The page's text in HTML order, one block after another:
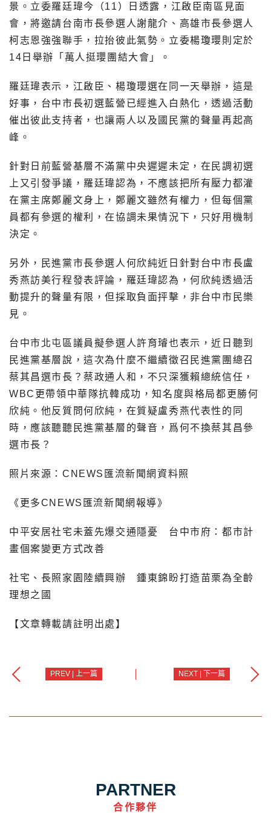
景。立委羅廷瑋今（11）日透露，江啟臣南區見面
會，將邀請台南市長參選人謝龍介、高雄市長參選人
柯志恩強強聯手，拉抬彼此氣勢。立委楊瓊瓔則定於
14日舉辦「萬人挺瓔團結大會」。
羅廷瑋表示，江啟臣、楊瓊瓔選在同一天舉辦，這是
好事，台中市長初選藍營已經進入白熱化，透過活動
催出彼此支持者，也讓兩人以及國民黨的聲量再起高
峰。
針對日前藍營基層不滿黨中央遲遲未定，在民調初選
上又引發爭議，羅廷瑋認為，不應該把所有壓力都灌
在黨主席鄭麗文身上，鄭麗文雖然有權力，但每個黨
員都有參選的權利，在協調未果情況下，只好用機制
決定。
另外，民進黨市長參選人何欣純近日針對台中市長盧
秀燕訪美行程發表評論，羅廷瑋認為，何欣純透過活
動提升的聲量有限，但採取負面抨擊，非台中市民樂
見。
台中市北屯區議員擬參選人許育璿也表示，近日聽到
民進黨基層說，這次為什麼不繼續徵召民進黨團總召
蔡其昌選市長？蔡政通人和，不只深獲賴總統信任，
WBC更帶領中華隊抗韓成功，知名度與格局都更勝何
欣純。他反質問何欣純，在質疑盧秀燕代表性的同
時，應該聽聽民進黨基層的聲音，爲何不換蔡其昌參
選市長？
照片來源：CNEWS匯流新聞網資料照
《更多CNEWS匯流新聞網報導》
中平安居社宅未蓋先爆交通隱憂 台中市府：都市計
畫個案變更方式改善
社宅、長照家園陸續興辦 鍾東錦盼打造苗栗為全齡
理想之國
【文章轉載請註明出處】
PREV | 上一篇 NEXT | 下一篇
PARTNER
合作夥伴